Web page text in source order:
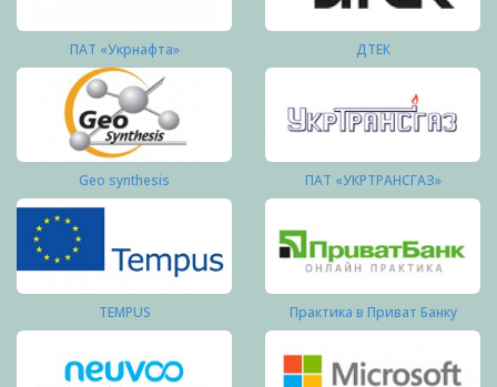
ПАТ «Укрнафта» ДТЕК
Geo synthesis ПАТ «УКРТРАНСГАЗ»
TEMPUS Практика в Приват Банку